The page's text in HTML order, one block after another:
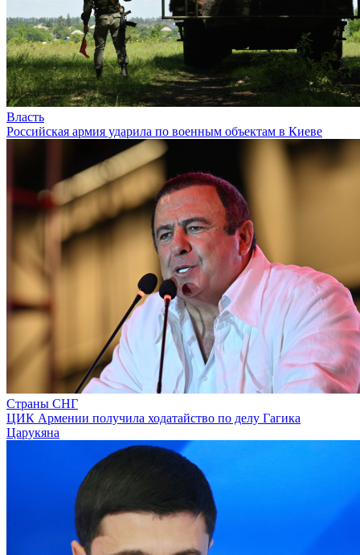
Власть
Российская армия ударила по военным объектам в Киеве
Страны СНГ
ЦИК Армении получила ходатайство по делу Гагика
Царукяна